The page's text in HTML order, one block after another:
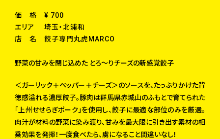
価 格
¥ 700
エリア
埼玉・北浦和
店 名
餃子専門丸虎MARCO
野菜の甘みを閉じ込めた とろ～りチーズの新感覚餃子
＜ガーリック＋ペッパー＋チーズ＞のソースを、たっぷりかけた背
徳感溢れる濃厚餃子。豚肉は群馬県赤城山のふもとで育てられた
「上州せせらぎポーク」を使用し、餃子に最適な部位のみを厳選。
肉汁が材料の野菜に染み渡り、甘みを最大限に引き出す素材の相
乗効果を発揮！一度食べたら、虜になること間違いなし！